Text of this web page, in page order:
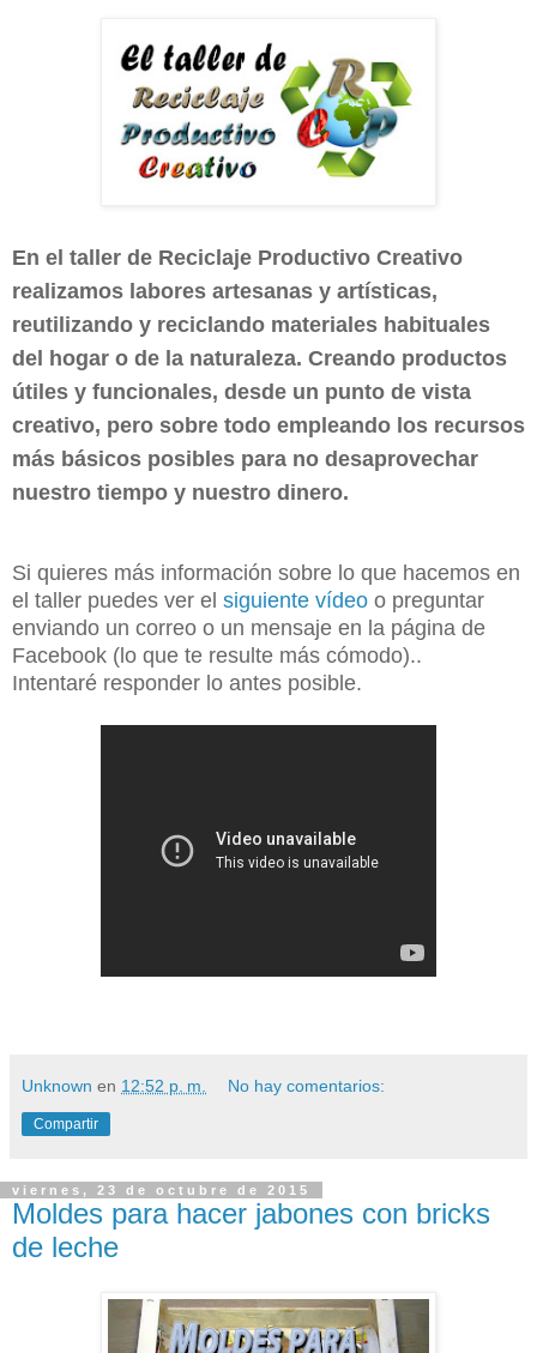
En el taller de Reciclaje Productivo Creativo
realizamos labores artesanas y artísticas,
reutilizando y reciclando materiales habituales
del hogar o de la naturaleza. Creando productos
útiles y funcionales, desde un punto de vista
creativo, pero sobre todo empleando los recursos
más básicos posibles para no desaprovechar
nuestro tiempo y nuestro dinero.
Si quieres más información sobre lo que hacemos en
el taller puedes ver el siguiente vídeo o preguntar
enviando un correo o un mensaje en la página de
Facebook (lo que te resulte más cómodo)..
Intentaré responder lo antes posible.
Unknown en 12:52 p. m. No hay comentarios:
Compartir
viernes, 23 de octubre de 2015
Moldes para hacer jabones con bricks
de leche